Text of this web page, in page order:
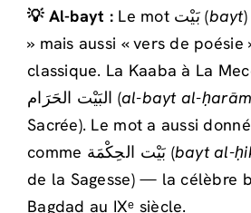
💡 Al-bayt :
Le mot بَيْت (bayt
» mais aussi « vers de poésie
classique. La Kaaba à La
البَيْت الحَرَام (al-bayt al-ḥarām
Sacrée). Le mot a aussi
comme بَيْت الحِكْمَة (bayt al-
de la Sagesse) — la célèbre
Bagdad au IXᵉ siècle.